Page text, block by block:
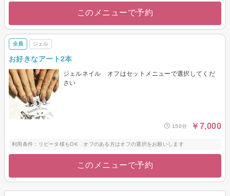
このメニューで予約
全員 ジェル
お好きなアート2本
ジェルネイル オフはセットメニューで選択してくだ
さい
150分 ￥7,000
利用条件：リピータ様もOK オフのある方はオフの選択をお願いします
このメニューで予約